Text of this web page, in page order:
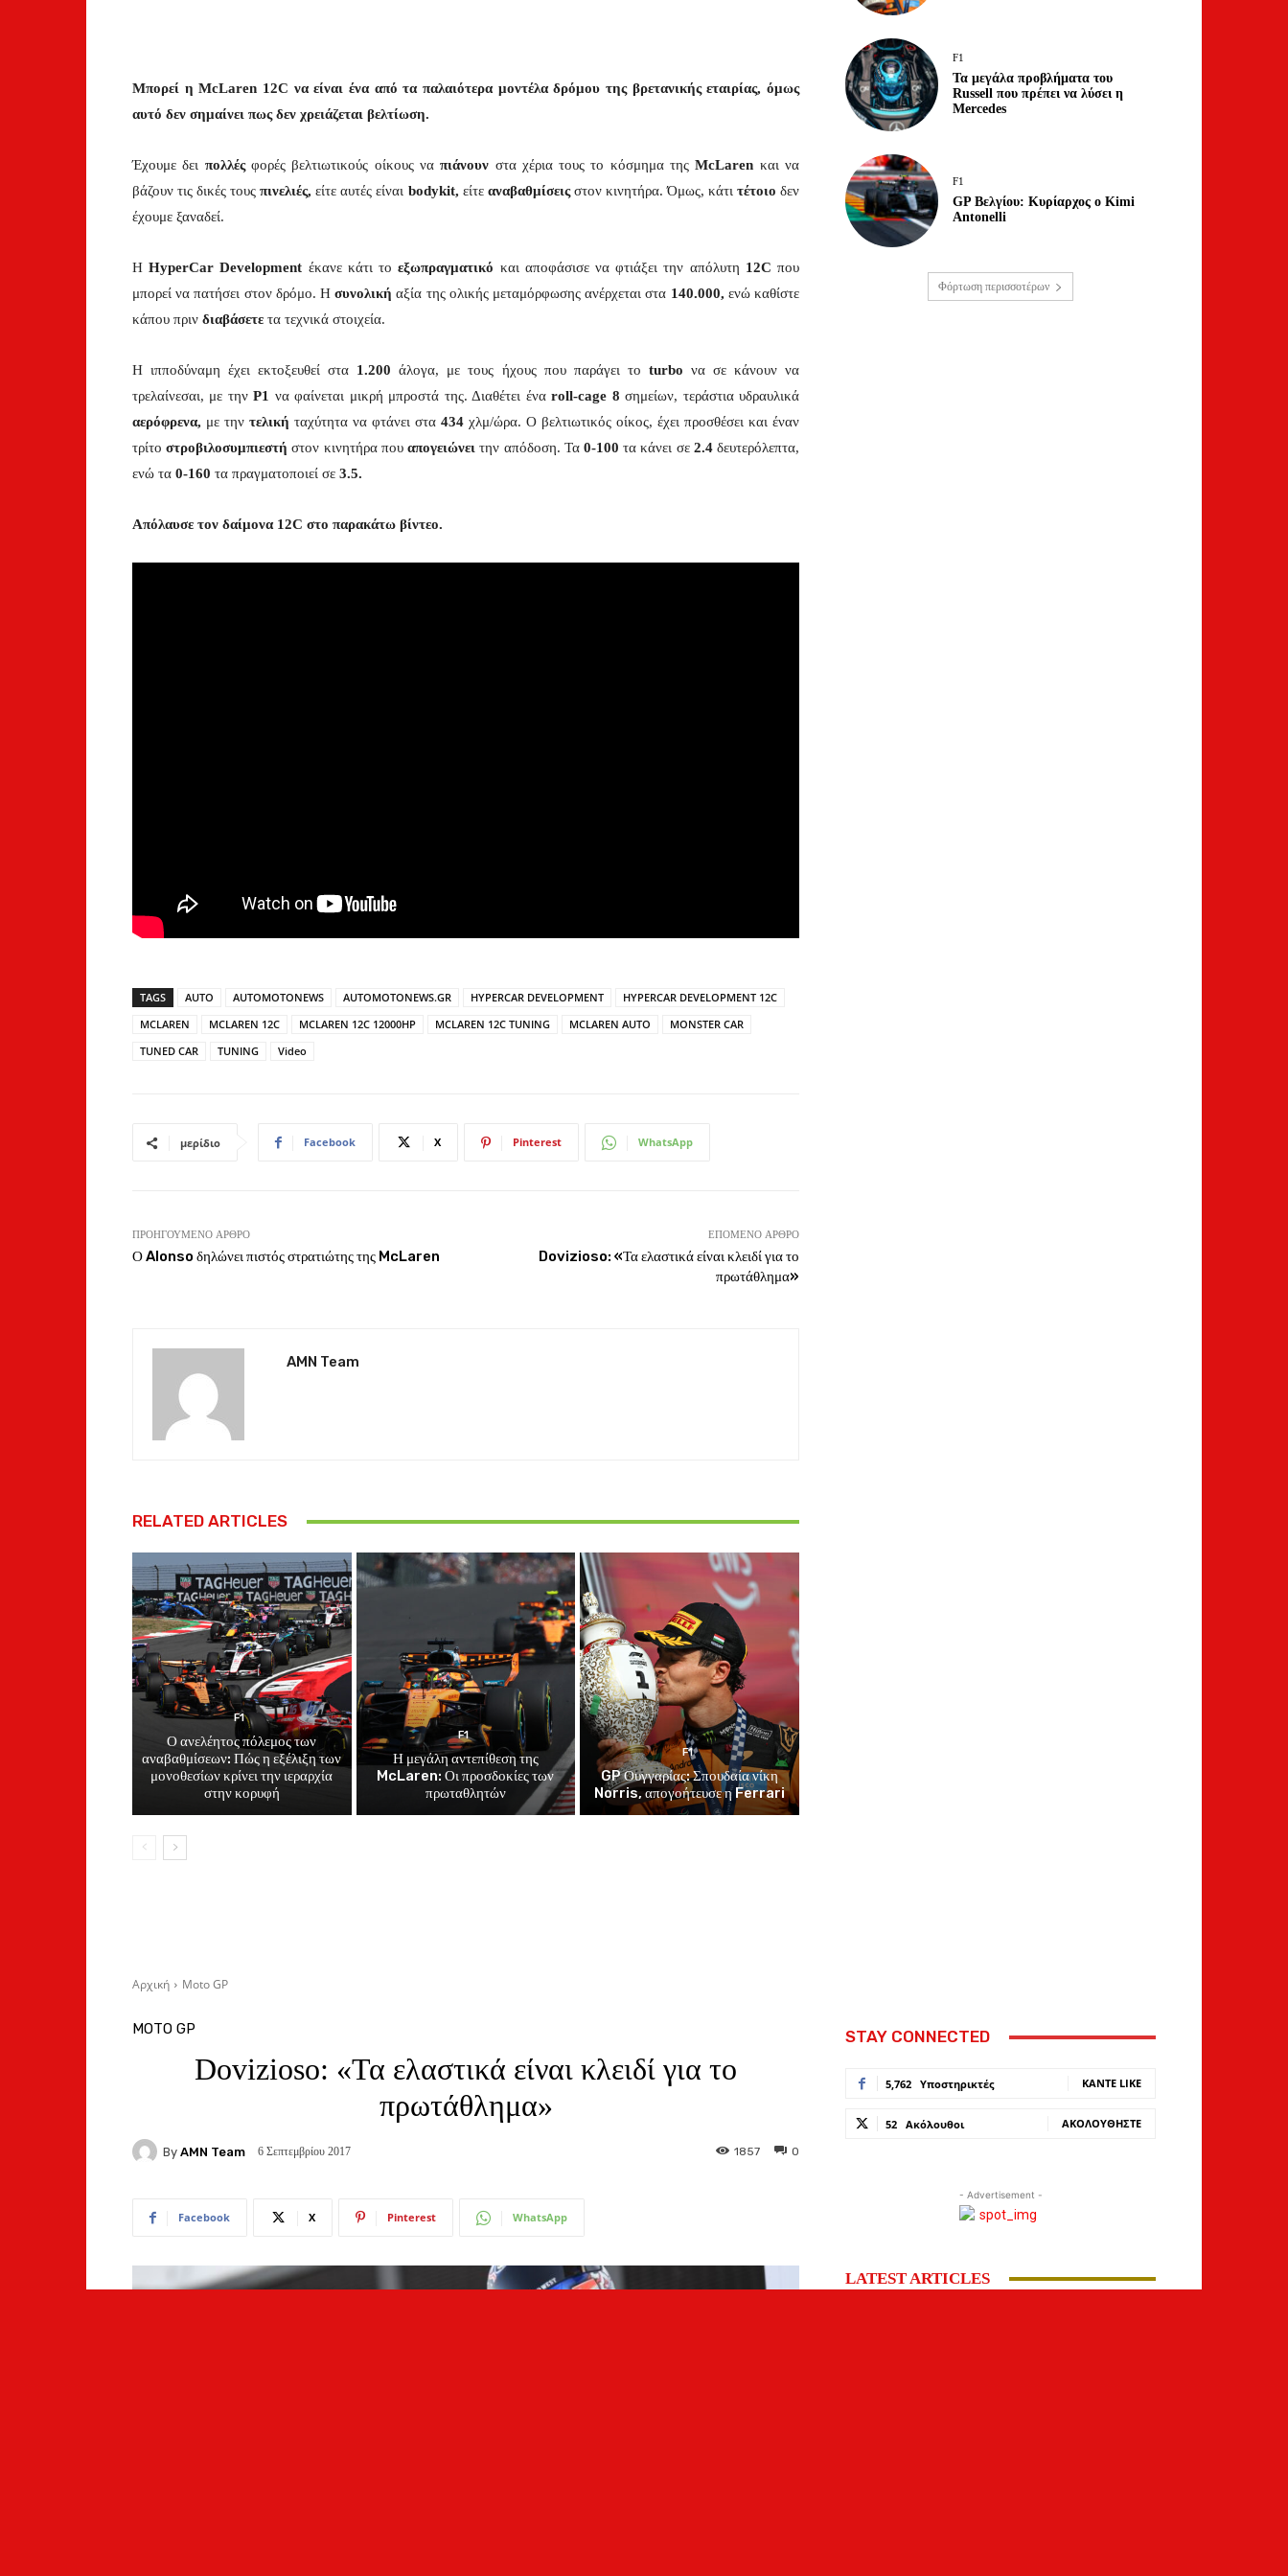
Μπορεί η McLaren 12C να είναι ένα από τα παλαιότερα μοντέλα δρόμου της βρετανικής εταιρίας, όμως
αυτό δεν σημαίνει πως δεν χρειάζεται βελτίωση.
Έχουμε δει πολλέςφορές βελτιωτικούς οίκους ναπιάνουν στα χέρια τους το κόσμημα τηςMcLaren και να
βάζουν τις δικές τουςπινελιές, είτε αυτές είναι bodykit, είτε αναβαθμίσειςστον κινητήρα. Όμως, κάτι τέτοιο δεν
έχουμε ξαναδεί.
Η HyperCar Development έκανε κάτι τοεξωπραγματικό και αποφάσισε να φτιάξει την απόλυτη 12C που
μπορεί να πατήσει στον δρόμο. Ησυνολική αξία της ολικής μεταμόρφωσης ανέρχεται στα 140.000, ενώ καθίστε
κάπου πριν διαβάσετε τα τεχνικά στοιχεία.
Η ιπποδύναμη έχει εκτοξευθεί στα 1.200 άλογα, με τους ήχους που παράγει το turbo να σε κάνουν να
τρελαίνεσαι, με τηνP1 να φαίνεται μικρή μπροστά της. Διαθέτει έναroll-cage 8 σημείων, τεράστια υδραυλικά
αερόφρενα, με την τελική ταχύτητα να φτάνει στα 434 χλμ/ώρα. Ο βελτιωτικός οίκος, έχει προσθέσει και έναν
τρίτοστροβιλοσυμπιεστή στον κινητήρα πουαπογειώνει την απόδοση. Τα 0-100 τα κάνει σε 2.4δευτερόλεπτα,
ενώ τα 0-160 τα πραγματοποιεί σε 3.5.
Απόλαυσε τον δαίμονα 12C στο παρακάτω βίντεο.
TAGS AUTO AUTOMOTONEWS AUTOMOTONEWS.GR HYPERCAR DEVELOPMENT
HYPERCAR DEVELOPMENT 12C
MCLAREN
MCLAREN 12C MCLAREN 12C 12000HP MCLAREN 12C TUNING MCLAREN AUTO
MONSTER CAR
TUNED CAR
TUNING Video
μερίδιο Facebook X Pinterest WhatsApp
ΠΡΟΗΓΟΎΜΕΝΟ ΆΡΘΡΟ
Ο Alonso δηλώνει πιστός στρατιώτης της McLaren
ΕΠΌΜΕΝΟ ΆΡΘΡΟ
Dovizioso: «Τα ελαστικά είναι κλειδί για το
πρωτάθλημα»
AMN Team
RELATED ARTICLES
F1
Ο ανελέητος πόλεμος των
αναβαθμίσεων: Πώς η εξέλιξη των
μονοθεσίων κρίνει την ιεραρχία
στην κορυφή
F1
Η μεγάλη αντεπίθεση της
McLaren: Οι προσδοκίες των
πρωταθλητών
F1
GP Ουγγαρίας: Σπουδαία νίκη
Norris, απογοήτευσε η Ferrari
F1
Τα μεγάλα προβλήματα του
Russell που πρέπει να λύσει η
Mercedes
F1
GP Βελγίου: Κυρίαρχος ο Kimi
Antonelli
Φόρτωση περισσοτέρων